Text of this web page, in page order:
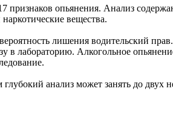
опьянения. Анализ
вещества.
лишения водительский
лабораторию. Алкогольное
анализ может занять до двух